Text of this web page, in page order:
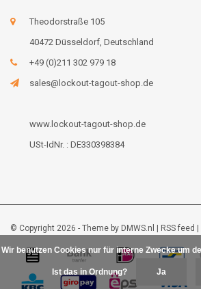
Theodorstraße 105
40472 Düsseldorf, Deutschland
+49 (0)211 302 979 18
sales@lockout-tagout-shop.de
www.lockout-tagout-shop.de
USt-IdNr. : DE330398384
© Copyright 2026 - Theme by DMWS.nl RSS feed
Wir benutzen Cookies nur für interne Zwecke um
Ist das in Ordnung? Ja